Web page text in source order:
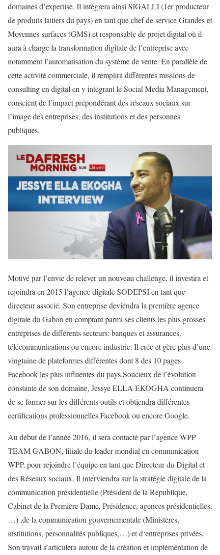
domaines d’expertise. Il intègrera ainsi SIGALLI (1er producteur
de produits laitiers du pays) en tant que chef de service Grandes et
Moyennes surfaces (GMS) et responsable de projet digital où il
aura à charge la transformation digitale de l’entreprise avec
notamment l’automatisation du système de vente. En parallèle de
cette activité commerciale, il remplira différentes missions de
consulting en digital en y intégrant le Social Media Management,
conscient de l’impact prépondérant des réseaux sociaux sur
l’image des entreprises, des institutions et des personnes
publiques.
Motivé par l’envie de relever un nouveau challenge, il investira et
rejoindra en 2015 l’agence digitale SODEPSI en tant que
directeur associé. Son entreprise deviendra la première agence
digitale du Gabon en comptant parmi ses clients les plus grosses
entreprises de différents secteurs: banques et assurances,
télécommunications ou encore industrie. Il crée et gère plus d’une
vingtaine de plateformes différentes dont 8 des 10 pages
Facebook les plus influentes du pays.Soucieux de l’évolution
constante de son domaine, Jessye ELLA EKOGHA continuera
de se former sur les différents outils et obtiendra différentes
certifications professionnelles Facebook ou encore Google.
Au début de l’année 2016, il sera contacté par l’agence WPP
TEAM GABON, filiale du leader mondial en communication
WPP, pour rejoindre l’équipe en tant que Directeur du Digital et
des Réseaux sociaux. Il interviendra sur la stratégie digitale de la
communication présidentielle (Président de la République,
Cabinet de la Première Dame, Présidence, agences présidentielles,
…) ,de la communication gouvernementale (Ministères,
institutions, personnalités publiques,…) et d‘entreprises privées.
Son travail s’articulera autour de la création et implémentation de